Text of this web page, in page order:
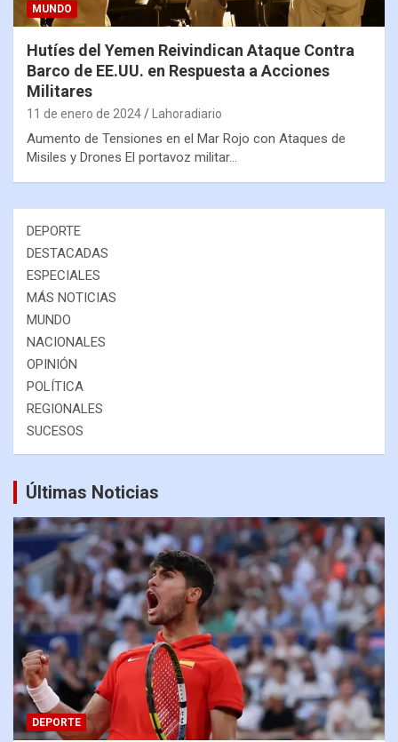
MUNDO
Hutíes del Yemen Reivindican Ataque Contra
Barco de EE.UU. en Respuesta a Acciones
Militares
11 de enero de 2024 Lahoradiario
Aumento de Tensiones en el Mar Rojo con Ataques de
Misiles y Drones El portavoz militar…
DEPORTE
DESTACADAS
ESPECIALES
MÁS NOTICIAS
MUNDO
NACIONALES
OPINIÓN
POLÍTICA
REGIONALES
SUCESOS
Últimas Noticias
DEPORTE